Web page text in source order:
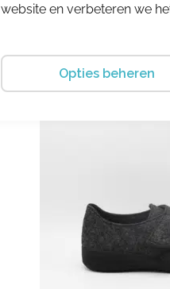
website en verbeteren we
Opties beheren